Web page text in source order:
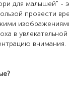
для малышей" -
провести
в
внимания.
?